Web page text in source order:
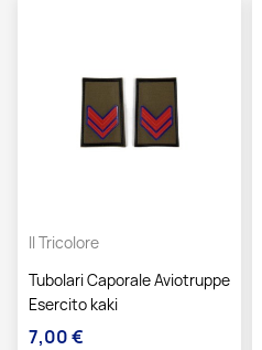
Il Tricolore
Tubolari Caporale Aviotruppe
Esercito kaki
Prezzo
7,00 €